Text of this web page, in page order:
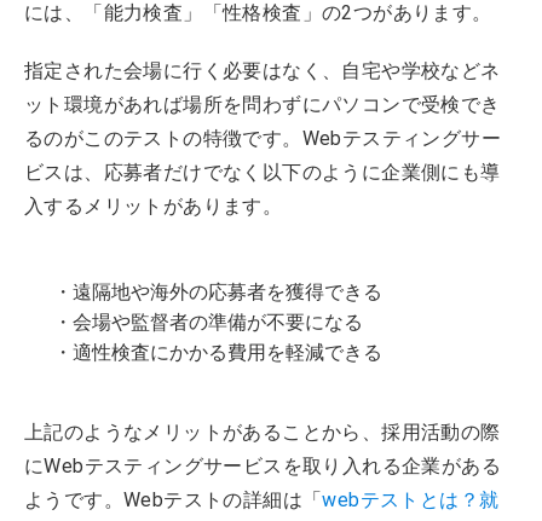
には、「能力検査」「性格検査」の2つがあります。
指定された会場に行く必要はなく、自宅や学校などネ
ット環境があれば場所を問わずにパソコンで受検でき
るのがこのテストの特徴です。Webテスティングサー
ビスは、応募者だけでなく以下のように企業側にも導
入するメリットがあります。
・遠隔地や海外の応募者を獲得できる
・会場や監督者の準備が不要になる
・適性検査にかかる費用を軽減できる
上記のようなメリットがあることから、採用活動の際
にWebテスティングサービスを取り入れる企業がある
ようです。Webテストの詳細は「webテストとは？就